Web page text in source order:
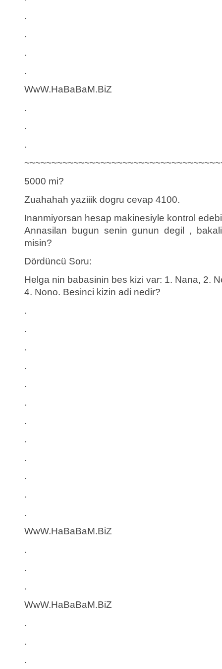
.
.
.
.
WwW.HaBaBaM.BiZ
.
.
.
5000 mi?
Zuahahah yaziiik dogru cevap 4100.
Inanmiyorsan hesap makinesiyle kontrol
Annasilan bugun senin gunun degil ,
misin?
Dördüncü Soru:
Helga nin babasinin bes kizi var: 1. Nana, 2.
4. Nono. Besinci kizin adi nedir?
.
.
.
.
.
.
.
.
.
.
.
.
WwW.HaBaBaM.BiZ
.
.
.
WwW.HaBaBaM.BiZ
.
.
.